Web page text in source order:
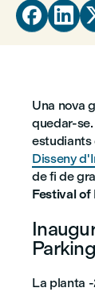
 
Una nova
quedar-
estudiants
Disseny
de fi de
Festival of
La planta